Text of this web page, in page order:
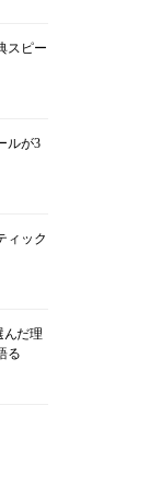
スピー
ルが3
ィック
んだ理
る